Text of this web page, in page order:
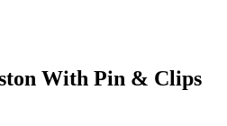
With Pin & Clips